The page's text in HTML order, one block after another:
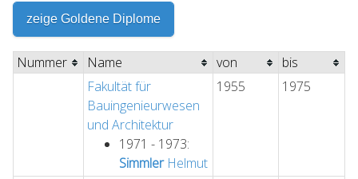
zeige Goldene Diplome
Nummer Name von
bis
Fakultät für
Bauingenieurwesen
und Architektur
1971 - 1973:
SimmlerHelmut
1955 1975